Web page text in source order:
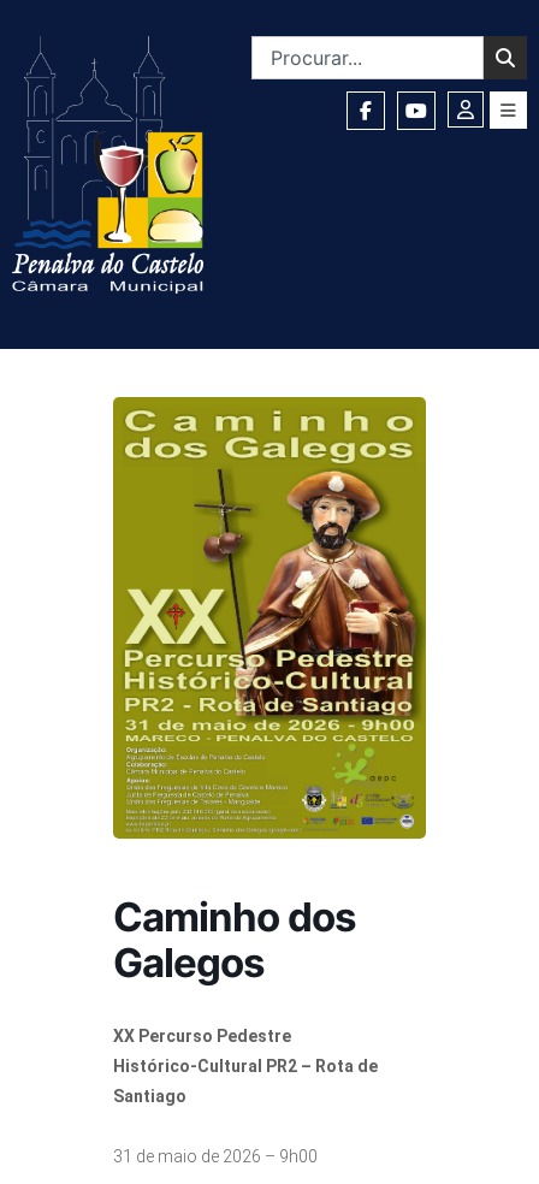
Caminho dos
Galegos
XX Percurso Pedestre
Histórico‑Cultural PR2 – Rota de
Santiago
31 de maio de 2026 – 9h00